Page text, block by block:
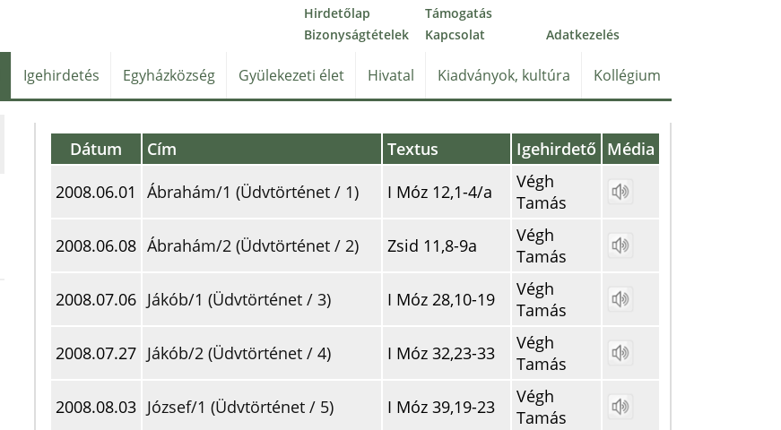
Hirdetőlap
Támogatás
Bizonyságtételek
Kapcsolat Adatkezelés
Igehirdetés Egyházközség Gyülekezeti élet Hivatal Kiadványok, kultúra Kollégium
Dátum Cím Textus Igehirdető Média
2008.06.01
Ábrahám/1 (Üdvtörténet / 1) I Móz 12,1-4/a
Végh
Tamás
2008.06.08 Ábrahám/2 (Üdvtörténet / 2) Zsid 11,8-9a
Végh
Tamás
2008.07.06 Jákób/1 (Üdvtörténet / 3) I Móz 28,10-19
Végh
Tamás
2008.07.27 Jákób/2 (Üdvtörténet / 4) I Móz 32,23-33
Végh
Tamás
2008.08.03 József/1 (Üdvtörténet / 5) I Móz 39,19-23
Végh
Tamás